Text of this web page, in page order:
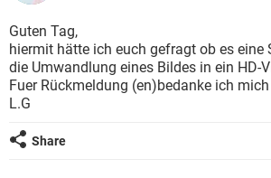
FACEBOOK
WHATSAPP
FACEBOOK
ANDROID
WINDOWS 10
WHATSAPP TIKTOK
FACEBOOK
SPIELE
ANDROID IOS
WINDOWS 10
FACEBOOK
Guten Tag,
hiermit hätte ich euch gefragt ob es eine
die Umwandlung eines Bildes in ein HD-
Fuer Rückmeldung (en)bedanke ich
L.G
Share